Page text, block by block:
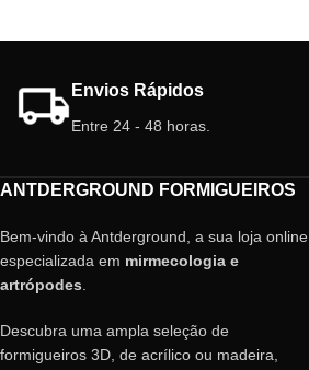
limpo e equilibrado. 🐜 Fácil de cuidar e
⚠️ Importante: os colêmbolos, pequenos e
de cor terra, são difíceis de distinguir. Evite
Envios Rápidos
Entre 24 - 48 horas.
ANTDERGROUND FORMIGUEIROS
Bem-vindo à Antderground, a sua loja online
especializada em mirmecologia e
artrópodes
Descubra uma ampla seleção de
formigueiros 3D, de acrílico ou madeira,